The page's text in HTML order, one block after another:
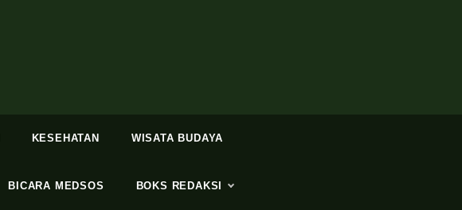
KESEHATAN WISATA BUDAYA
BICARA MEDSOS BOKS REDAKSI